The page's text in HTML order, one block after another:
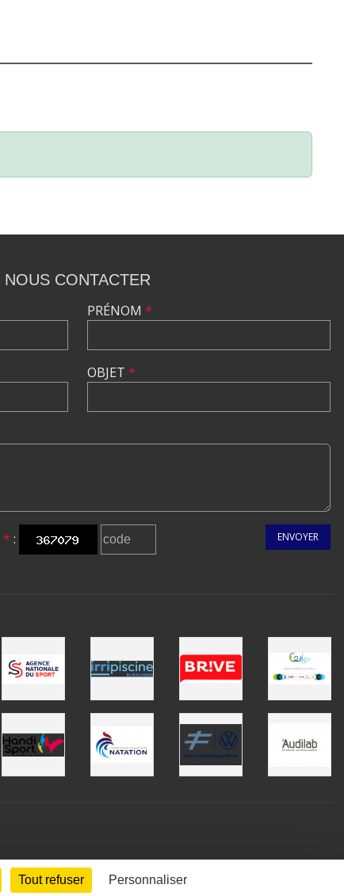
NOUS CONTACTER
PRÉNOM *
OBJET *
* : ENVOYER
Tout refuser Personnaliser